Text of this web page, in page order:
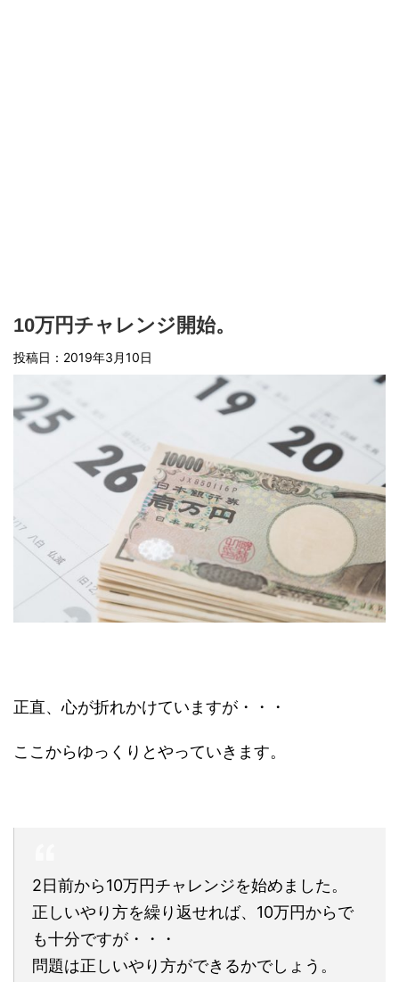
10万円チャレンジ開始。
投稿日： 2019年3月10日
正直、心が折れかけていますが・・・
ここからゆっくりとやっていきます。
2日前から10万円チャレンジを始めました。
正しいやり方を繰り返せれば、10万円からで
も十分ですが・・・
問題は正しいやり方ができるかでしょう。